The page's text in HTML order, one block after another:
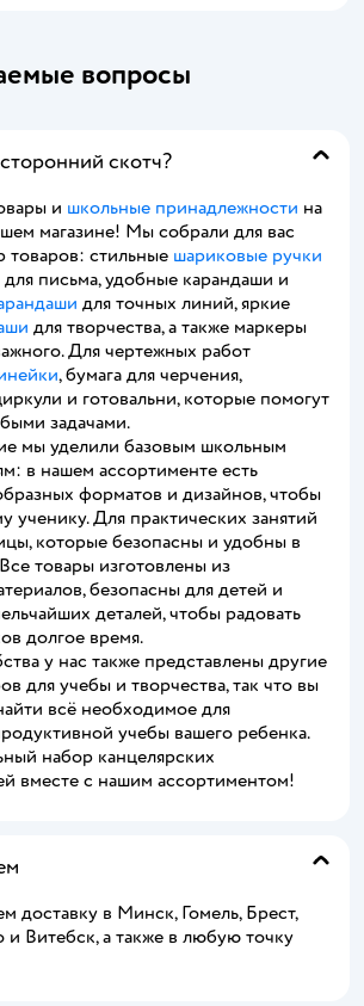
вопросы
скотч?
и школьные принадлежности на
магазине! Мы собрали для вас
стильные шариковые ручки
для письма, удобные карандаши и
для точных линий, яркие
для творчества, а также маркеры
Для чертежных работ
, бумага для черчения,
и готовальни, которые помогут
задачами.
мы уделили базовым школьным
в нашем ассортименте есть
форматов и дизайнов, чтобы
ученику. Для практических занятий
которые безопасны и удобны в
товары изготовлены из
безопасны для детей и
деталей, чтобы радовать
долгое время.
у нас также представлены другие
для учебы и творчества, так что вы
всё необходимое для
учебы вашего ребенка.
набор канцелярских
вместе с нашим ассортиментом!
доставку в Минск, Гомель, Брест,
и Витебск, а также в любую точку